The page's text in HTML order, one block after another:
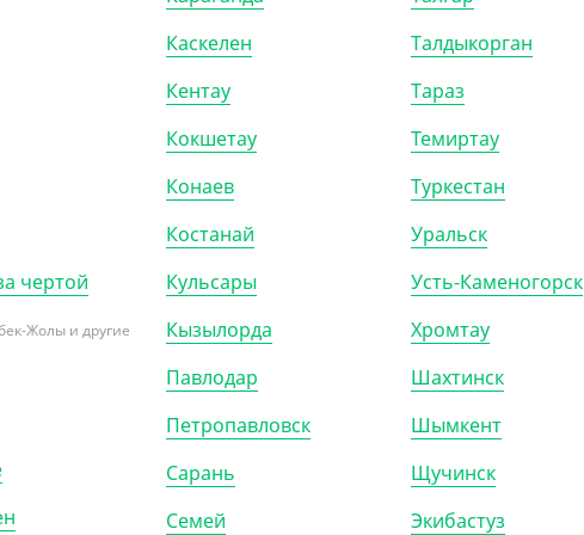
АРТ. 21003
чертой
Жолы и другие
Каскелен
Кентау
Кокшетау
Конаев
Костанай
Кульсары
Кызылорда
Павлодар
Петропавловск
Сарань
Семей
Талдыкорган
Тараз
Темиртау
Туркестан
Уральск
Усть-Каменогорск
Хромтау
Шахтинск
Шымкент
Щучинск
Экибастуз